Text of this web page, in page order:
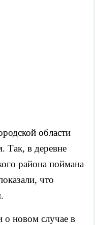
области
Так, в деревне
района поймана
что
о новом случае в